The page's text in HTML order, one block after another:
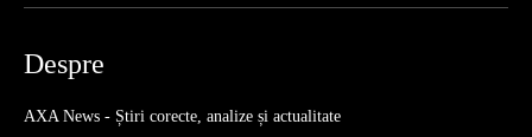
Despre
AXA News - Știri corecte, analize și actualitate